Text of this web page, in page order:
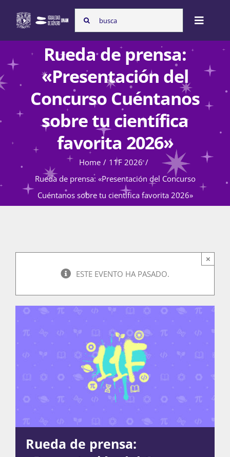
content
Search
for:
Toggle
Inicio
Nosotras
Programas
Atención de la violencia de género
Actividades
La Boletina
Blog
Recursos
Rueda de prensa:
«Presentación del
Concurso Cuéntanos
sobre tu científica
favorita 2026»
Home
11F 2026
Rueda de prensa: «Presentación del Concurso
Cuéntanos sobre tu científica favorita 2026»
ESTE EVENTO HA PASADO.
×
Rueda de prensa: